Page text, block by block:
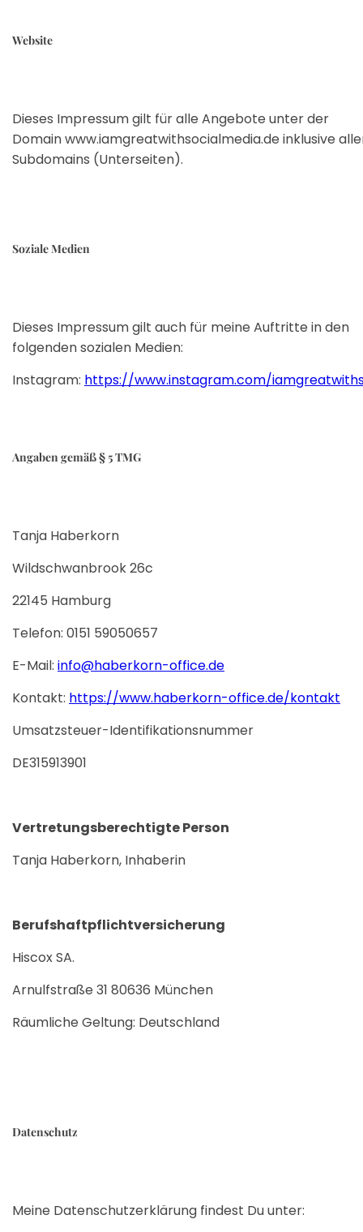
Website
Dieses Impressum gilt für alle Angebote unter der
Domain www.iamgreatwithsocialmedia.de inklusive
Subdomains (Unterseiten).
Soziale Medien
Dieses Impressum gilt auch für meine Auftritte in den
folgenden sozialen Medien:
Instagram: https://www.instagram.com/
Angaben gemäß § 5 TMG
Tanja Haberkorn
Wildschwanbrook 26c
22145 Hamburg
Telefon: 0151 59050657
E-Mail: info@haberkorn-office.de
Kontakt: https://www.haberkorn-office.de/kontakt
Umsatzsteuer-Identifikationsnummer
DE315913901
Vertretungsberechtigte Person
Tanja Haberkorn, Inhaberin
Berufshaftpflichtversicherung
Hiscox SA.
Arnulfstraße 31 80636 München
Räumliche Geltung: Deutschland
Datenschutz
Meine Datenschutzerklärung findest Du unter: